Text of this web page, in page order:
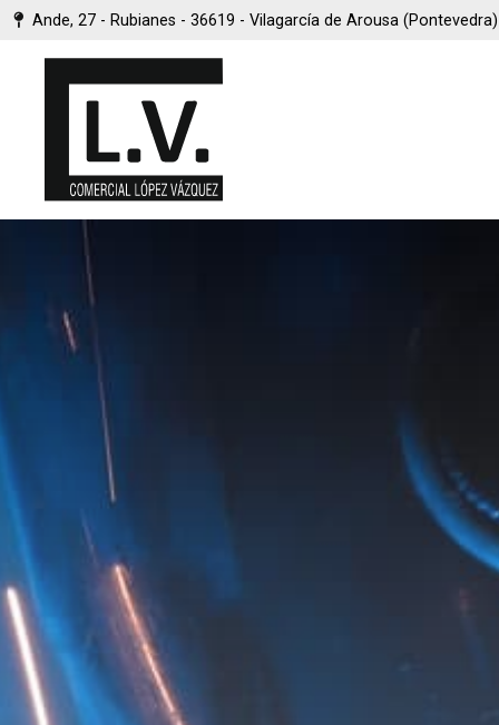
Ande, 27 - Rubianes - 36619 - Vilagarcía de Arousa (Pontevedra)